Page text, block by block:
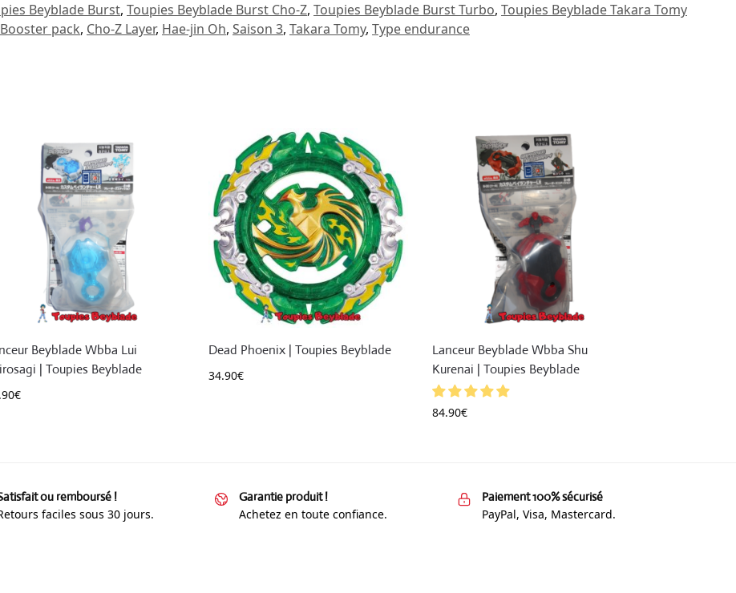
Beyblade Burst, Toupies Beyblade Burst Cho-Z, Toupies Beyblade Burst Turbo, Toupies Beyblade Takara Tomy
Booster pack, Cho-Z Layer, Hae-jin Oh, Saison 3, Takara Tomy, Type endurance
Beyblade Wbba Lui
| Toupies Beyblade
€
Dead Phoenix | Toupies Beyblade
34.90€
Lanceur Beyblade Wbba Shu
Kurenai | Toupies Beyblade
84.90€
ou remboursé !
faciles sous 30 jours.
Garantie produit !
Achetez en toute confiance.
Paiement 100% sécurisé
PayPal, Visa, Mastercard.